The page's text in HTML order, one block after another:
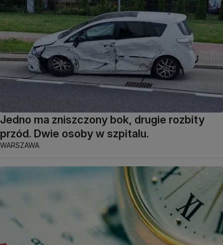
Jedno ma zniszczony bok, drugie rozbity
przód. Dwie osoby w szpitalu.
WARSZAWA